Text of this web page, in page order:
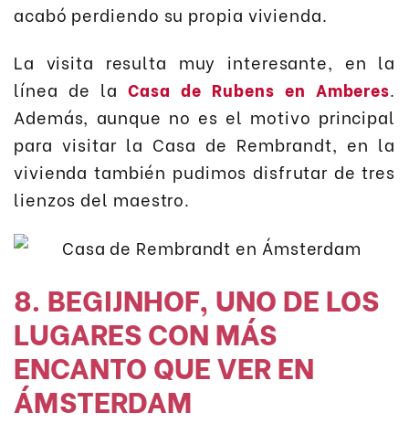
acabó perdiendo su propia vivienda.
La visita resulta muy interesante, en la
línea de la Casa de Rubens en Amberes.
Además, aunque no es el motivo principal
para visitar la Casa de Rembrandt, en la
vivienda también pudimos disfrutar de tres
lienzos del maestro.
8. BEGIJNHOF, UNO DE LOS
LUGARES CON MÁS
ENCANTO QUE VER EN
ÁMSTERDAM